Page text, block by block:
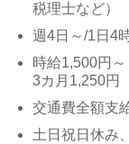
税理士など）
週4日～/1日4
時給1,500円
3カ月1,250円
交通費全額支
土日祝日休み